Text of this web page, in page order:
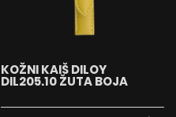
KOŽNI KAIŠ DILOY
DIL205.10 ŽUTA BOJA